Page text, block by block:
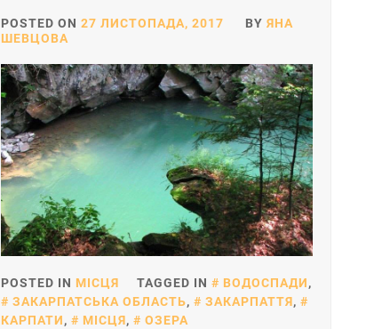
POSTED ON 27 ЛИСТОПАДА, 2017 BY ЯНА
ШЕВЦОВА
POSTED IN МІСЦЯ TAGGED IN ВОДОСПАДИ,
ЗАКАРПАТСЬКА ОБЛАСТЬ, ЗАКАРПАТТЯ,
КАРПАТИ, МІСЦЯ, ОЗЕРА